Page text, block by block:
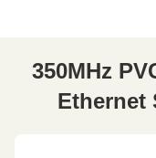
350MHz
Ethernet